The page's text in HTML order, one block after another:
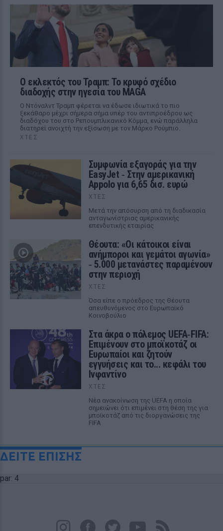
Ο εκλεκτός του Τραμπ: Το κρυφό σχέδιο
διαδοχής στην ηγεσία του MAGA
Ο Ντόναλντ Τραμπ φέρεται να έδωσε ιδιωτικά το πιο
ξεκάθαρο μέχρι σήμερα σήμα υπέρ του αντιπροέδρου ως
διαδόχου του στο Ρεπουμπλικανικό Κόμμα, ενώ παράλληλα
διατηρεί ανοιχτή την εξίσωση με τον Μάρκο Ρούμπιο.
ΧΤΕΣ
Συμφωνία εξαγοράς για την
EasyJet ‑ Στην αμερικανική
Appolo για 6,65 δισ. ευρώ
ΧΤΕΣ
Μετά την απόσυρση από τη διαδικασία
ανταγωνίστριας αμερικανικής
επενδυτικής εταιρίας
Θέουτα: «Οι κάτοικοι είναι
ανήμποροι και γεμάτοι αγωνία»
‑ 5.000 μετανάστες παραμένουν
στην περιοχή
ΧΤΕΣ
Όσα είπε ο πρόεδρος της Θέουτα
απευθυνόμενος στο Ευρωπαϊκό
Κοινοβούλιο
Στα άκρα ο πόλεμος UEFA‑FIFA:
Επιμένουν στο μποϊκοτάζ οι
Ευρωπαίοι και ζητούν
εγγυήσεις και το... κεφάλι του
Ινφαντίνο
ΧΤΕΣ
Νέα ανακοίνωση της UEFA η οποία
σημειώνει ότι επιμένει στη θέση της για
μποϊκοτάζ από τις διοργανώσεις της
FIFA
ΔΕΙΤΕ ΕΠΙΣΗΣ
par: 4